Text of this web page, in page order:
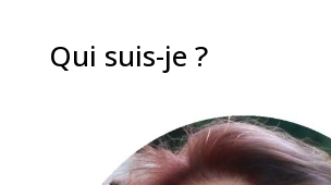
Qui suis-je ?